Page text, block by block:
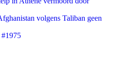
volgens Taliban geen
#1975